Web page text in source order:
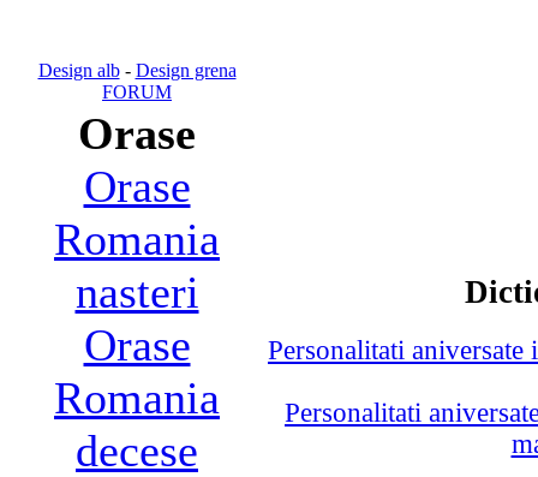
Design alb- Design grena
FORUM
Orase
Orase
Romania
nasteri
Orase
Romania
decese
Personalitati aniversate
Personalitati